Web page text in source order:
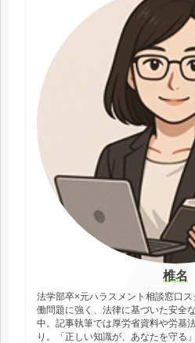
椎名
法学部卒×元ハラスメント相談窓口
働問題に強く、法律に基づいた安全
中。記事執筆では厚労省資料や労基
り。「正しい知識が、あなたを守る